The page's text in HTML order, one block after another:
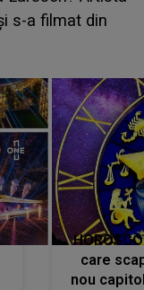
se în fața
"Am
care
nou